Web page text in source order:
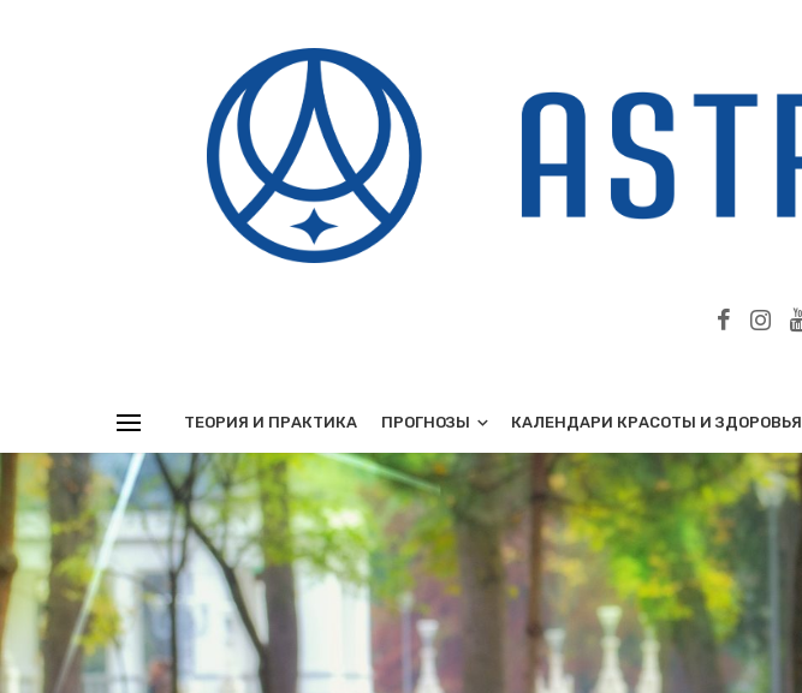
ТЕОРИЯ И ПРАКТИКА ПРОГНОЗЫ КАЛЕНДАРИ КРАСОТЫ И ЗДОРОВЬЯ
Реклама